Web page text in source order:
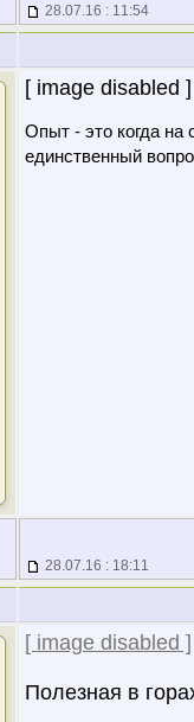
28.07.16 : 11:54
[ image disabled ]
Опыт - это когда на
единственный
28.07.16 : 18:11
[ image disabled ]
Полезная в